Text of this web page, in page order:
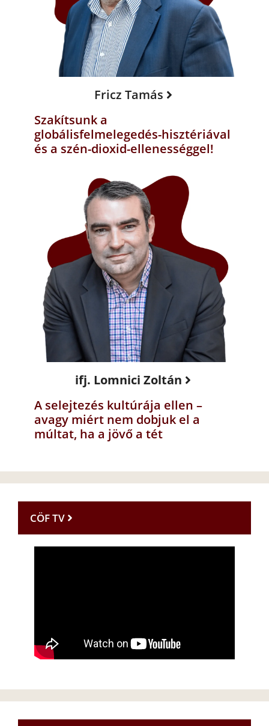
Fricz Tamás
Szakítsunk a
globálisfelmelegedés-hisztériával
és a szén-dioxid-ellenességgel!
ifj. Lomnici Zoltán
A selejtezés kultúrája ellen –
avagy miért nem dobjuk el a
múltat, ha a jövő a tét
CÖF TV